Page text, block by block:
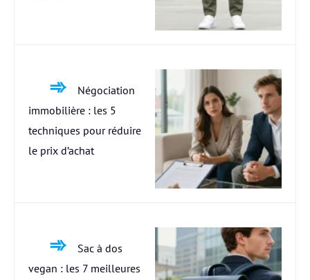
Négociation
immobilière : les 5
techniques pour réduire
le prix d’achat
Sac à dos
vegan : les 7 meilleures